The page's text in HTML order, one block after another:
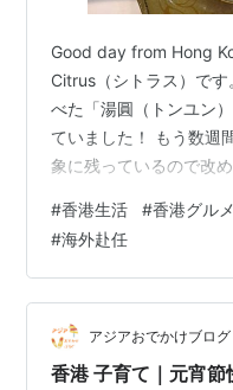
Good day from Hong
Citrus（シトラス）で
べた「湯圓（トンユン
ていました！ もう数週
象に残っているので改
収穫を祝う日であり、
います。 家族が集まり
む大切な日。香港でも
と過ごす特別な時間が
は？ そんな家族団欒の
（トン…
#香港生活 #香港グルメ
#海外赴任
アジアおでかけブログ
香港 子育て｜元宵節